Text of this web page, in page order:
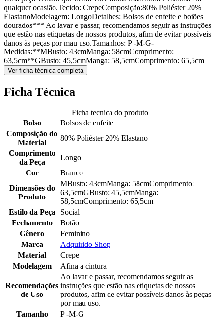
qualquer ocasião.Tecido: CrepeComposição:80% Poliéster 20%
ElastanoModelagem: LongoDetalhes: Bolsos de enfeite e botões
dourados*** Ao lavar e passar, recomendamos seguir as instruções
que estão nas etiquetas de nossos produtos, afim de evitar possíveis
danos às peças por mau uso.Tamanhos: P -M-G-
Medidas:**MBusto: 43cmManga: 58cmComprimento:
63,5cm**GBusto: 45,5cmManga: 58,5cmComprimento: 65,5cm
Ver ficha técnica completa
Ficha Técnica
Ficha tecnica do produto
Bolso
Bolsos de enfeite
Composição do
Material
80% Poliéster 20% Elastano
Comprimento
da Peça
Longo
Cor
Branco
Dimensões do
Produto
MBusto: 43cmManga: 58cmComprimento:
63,5cmGBusto: 45,5cmManga:
58,5cmComprimento: 65,5cm
Estilo da Peça
Social
Fechamento
Botão
Gênero
Feminino
Marca
Adquirido Shop
Material
Crepe
Modelagem
Afina a cintura
Recomendações
de Uso
Ao lavar e passar, recomendamos seguir as
instruções que estão nas etiquetas de nossos
produtos, afim de evitar possíveis danos às peças
por mau uso.
Tamanho
P -M-G